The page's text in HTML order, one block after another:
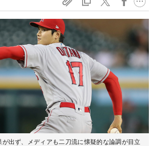
出ず、メディアも二刀流に懐疑的な論調が目立